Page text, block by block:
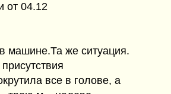
от 04.12
машине.Та же ситуация.
все в голове, а